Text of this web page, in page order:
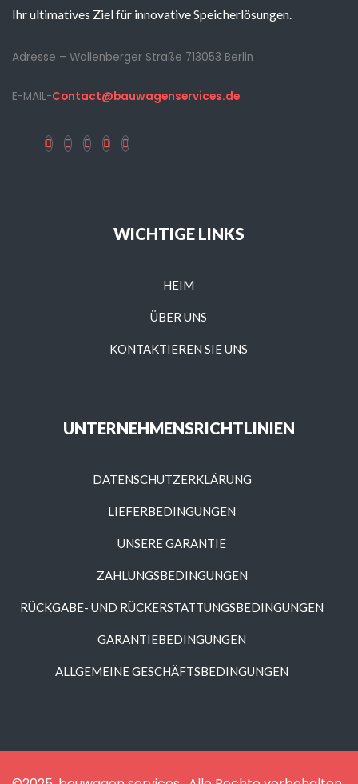
Ihr ultimatives Ziel für innovative Speicherlösungen.
Adresse – Wollenberger Straße 713053 Berlin
E-MAIL-Contact@bauwagenservices.de
WICHTIGE LINKS
HEIM
ÜBER UNS
KONTAKTIEREN SIE UNS
UNTERNEHMENSRICHTLINIEN
DATENSCHUTZERKLÄRUNG
LIEFERBEDINGUNGEN
UNSERE GARANTIE
ZAHLUNGSBEDINGUNGEN
RÜCKGABE- UND RÜCKERSTATTUNGSBEDINGUNGEN
GARANTIEBEDINGUNGEN
ALLGEMEINE GESCHÄFTSBEDINGUNGEN